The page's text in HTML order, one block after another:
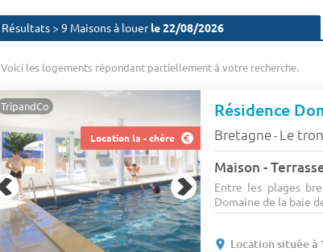
Résultats > 9 Maisons à louerle 22/08/2026
Voici les logements répondant partiellement à votre recherche.
Location la - chère
TripandCo Résidence
Bretagne- Le
Entre les plages
Domaine de la baie
Location située à